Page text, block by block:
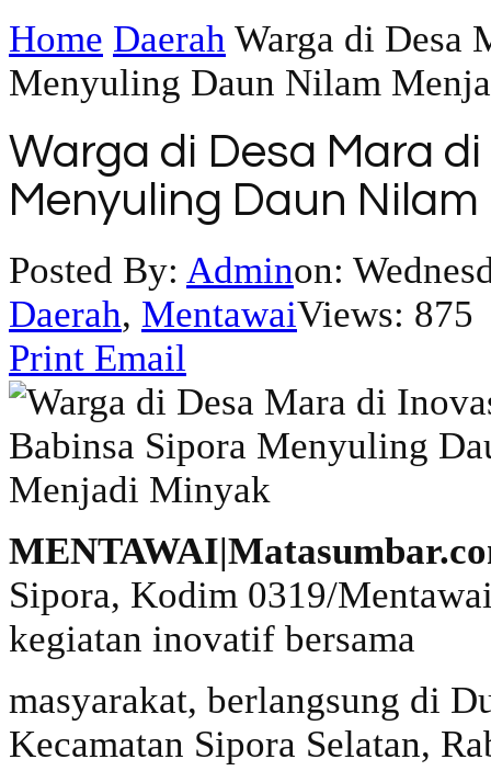
Home Daerah Warga di Desa
Menyuling Daun Nilam
Warga di Desa Mara
Menyuling Daun
Posted By: Adminon:
Daerah, MentawaiViews: 875
Print Email
Sipora, Kodim 0319/
kegiatan inovatif bersama
masyarakat, berlangsung di
Kecamatan Sipora Selatan,